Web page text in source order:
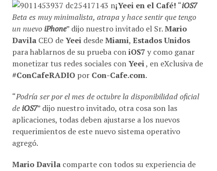
Beta es muy minimalista, atrapa y hace sentir que tengo
un nuevoiPhone” dijo nuestro invitado el Sr.Mario
DavilaCEO deYeeidesdeMiami,Estados Unidos
para hablarnos de su prueba coniOS7y como ganar
monetizar tus redes sociales conYeei, en eXclusiva de
#ConCafeRADIOporCon-Cafe.com.
deiOS7 ” dijo nuestro invitado, otra cosa son las
aplicaciones, todas deben ajustarse a los nuevos
requerimientos de este nuevo sistema operativo
agregó.
usuario.